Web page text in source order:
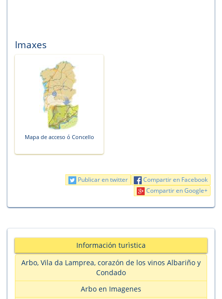
Imaxes
Mapa de acceso ó Concello
Compartir en Facebook
Publicar en twitter
Compartir en Google+
Información turìstica
Arbo, Vila da Lamprea, corazón de los vinos Albariño y
Condado
Arbo en Imagenes